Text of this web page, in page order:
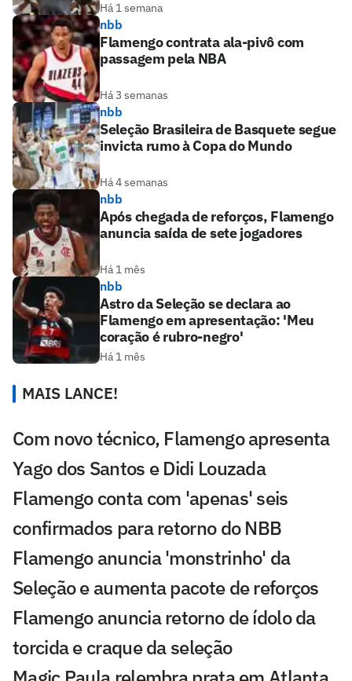
Há 1 semana
nbb
Flamengo contrata ala-pivô com
passagem pela NBA
Há 3 semanas
nbb
Seleção Brasileira de Basquete segue
invicta rumo à Copa do Mundo
Há 4 semanas
nbb
Após chegada de reforços, Flamengo
anuncia saída de sete jogadores
Há 1 mês
nbb
Astro da Seleção se declara ao
Flamengo em apresentação: 'Meu
coração é rubro-negro'
Há 1 mês
MAIS LANCE!
Com novo técnico, Flamengo apresenta
Yago dos Santos e Didi Louzada
Flamengo conta com 'apenas' seis
confirmados para retorno do NBB
Flamengo anuncia 'monstrinho' da
Seleção e aumenta pacote de reforços
Flamengo anuncia retorno de ídolo da
torcida e craque da seleção